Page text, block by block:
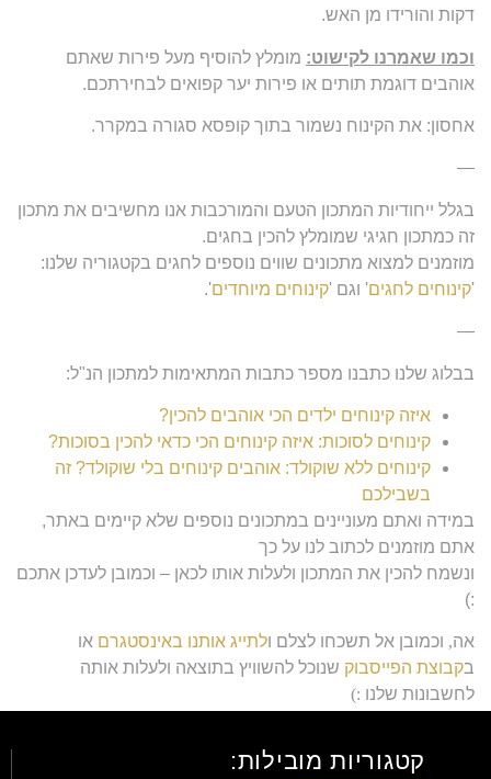
דקות והורידו מן האש.
וכמו שאמרנו לקישוט: מומלץ להוסיף מעל פירות שאתם
אוהבים דוגמת תותים או פירות יער קפואים לבחירתכם.
אחסון: את הקינוח נשמור בתוך קופסא סגורה במקרר.
—
בגלל ייחודיות המתכון הטעם והמורכבות אנו מחשיבים את מתכון
זה כמתכון חגיגי שמומלץ להכין בחגים.
מוזמנים למצוא מתכונים שווים נוספים לחגים בקטגוריה שלנו:
'קינוחים לחגים' וגם 'קינוחים מיוחדים'.
—
בבלוג שלנו כתבנו מספר כתבות המתאימות למתכון הנ"ל:
איזה קינוחים ילדים הכי אוהבים להכין?
קינוחים לסוכות: איזה קינוחים הכי כדאי להכין בסוכות?
קינוחים ללא שוקולד: אוהבים קינוחים בלי שוקולד? זה
בשבילכם
במידה ואתם מעוניינים במתכונים נוספים שלא קיימים באתר,
אתם מוזמנים לכתוב לנו על כך
ונשמח להכין את המתכון ולעלות אותו לכאן – וכמובן לעדכן אתכם
:)
אה, וכמובן אל תשכחו לצלם ולתייג אותנו באינסטגרם או
בקבוצת הפייסבוק שנוכל להשוויץ בתוצאה ולעלות אותה
לחשבונות שלנו :)
קטגוריות מובילות: